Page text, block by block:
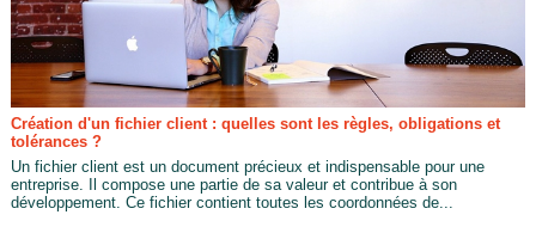
Création d'un fichier client : quelles sont les règles, obligations et
tolérances ?
Un fichier client est un document précieux et indispensable pour une
entreprise. Il compose une partie de sa valeur et contribue à son
développement. Ce fichier contient toutes les coordonnées de...